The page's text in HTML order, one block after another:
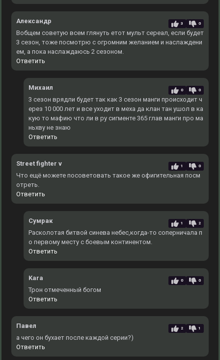
Александр 3 0
Вобщем советую всем глянуть етот мульт сереал, если будет
3 сезон, тоже посмотрю с огромним желанием и наслаждени
ем, а пока наслаждаюсь 2 сезоном.
Ответить
Михаил 0 0
3 сезон врядли будет так как 3 сезон манги происходит ч
ерез 10 000 лет и все уходит в меха да клан тан ушол в ка
кую то мафию что ли в ру сигменте 365 глав манги про ма
ньхву не знаю
Ответить
Street fighter v 1 0
Что ещё можете посоветовать такое же офигительная посм
отреть.
Ответить
Сумрак 1 2
Расколотая битвой синева небес,когда-то соперничала п
о первому месту с боевым континентом.
Ответить
Kara 0 0
Трон отмеченный богом
Ответить
Павел 2 1
а чего он бухает после каждой серии?)
Ответить